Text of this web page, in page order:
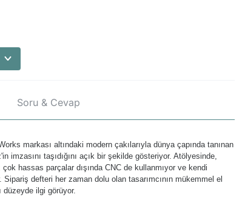
Soru & Cevap
markası altındaki modern çakılarıyla dünya çapında tanınan
imzasını taşıdığını açık bir şekilde gösteriyor. Atölyesinde,
hassas parçalar dışında CNC de kullanmıyor ve kendi
defteri her zaman dolu olan tasarımcının mükemmel el
düzeyde ilgi görüyor.